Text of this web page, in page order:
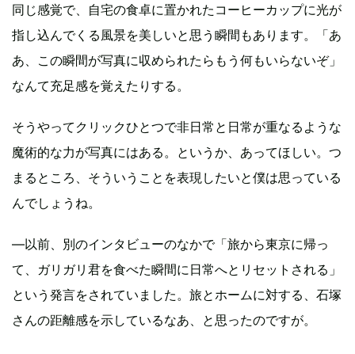
同じ感覚で、自宅の食卓に置かれたコーヒーカップに光が
指し込んでくる風景を美しいと思う瞬間もあります。「あ
あ、この瞬間が写真に収められたらもう何もいらないぞ」
なんて充足感を覚えたりする。
そうやってクリックひとつで非日常と日常が重なるような
魔術的な力が写真にはある。というか、あってほしい。つ
まるところ、そういうことを表現したいと僕は思っている
んでしょうね。
―以前、別のインタビューのなかで「旅から東京に帰っ
て、ガリガリ君を食べた瞬間に日常へとリセットされる」
という発言をされていました。旅とホームに対する、石塚
さんの距離感を示しているなあ、と思ったのですが。